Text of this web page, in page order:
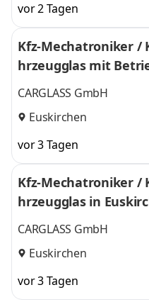
vor 2 Tagen
Kfz-Mechatroniker /
hrzeugglas mit
uskirchen - 351
CARGLASS GmbH
Euskirchen
vor 3 Tagen
Kfz-Mechatroniker /
hrzeugglas in
tieg 351
CARGLASS GmbH
Euskirchen
vor 3 Tagen